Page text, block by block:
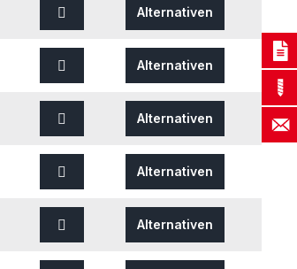
Alternativen
Alternativen
Alternativen
Alternativen
Alternativen